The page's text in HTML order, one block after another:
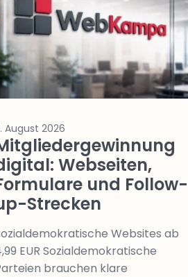
August 2026
Webseiten,
und Follow-
Strecken
Websites ab
EUR Sozialdemokratische
brauchen klare